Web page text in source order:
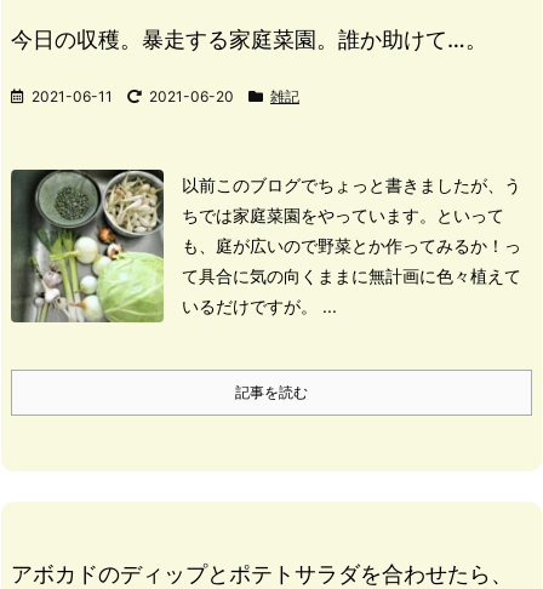
今日の収穫。暴走する家庭菜園。誰か助けて…。
2021-06-11 2021-06-20 雑記
以前このブログでちょっと書きましたが、
う
ちでは家庭菜園をやっています。
といって
も、 庭が広いので野菜とか作ってみるか！ っ
て具合に気の向くままに無計画に色々植えて
いるだけですが。 ...
記事を読む
アボカドのディップとポテトサラダを合わせたら、